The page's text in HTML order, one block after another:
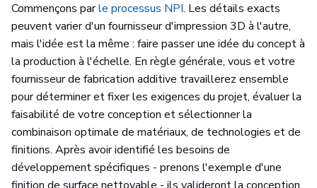
Commençons parle processus NPI. Les détails exacts
peuvent varier d'un fournisseur d'impression 3D à l'autre,
mais l'idée est la même : faire passer une idée du concept à
la production à l'échelle. En règle générale, vous et votre
fournisseur de fabrication additive travaillerez ensemble
pour déterminer et fixer les exigences du projet, évaluer la
faisabilité de votre conception et sélectionner la
combinaison optimale de matériaux, de technologies et de
finitions. Après avoir identifié les besoins de
développement spécifiques - prenons l'exemple d'une